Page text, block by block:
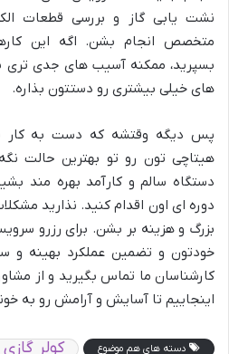
نشت یابی گاز و بررسی قطعات
متخصص انجام بشن. اگه این
بسپرید، ممکنه آسیب های جدی تری
های خیلی بیشتری رو دستتون بذاره.
پس دیگه وقتشه که دست به کار
هیتاچی تون رو تو بهترین حالت
دستگاه سالم و کارآمد بهره مند
دوره ای اون اقدام کنید. نذارید
بزرگ و هزینه بر بشن. برای رزرو
خودتون و تضمین عملکرد بهینه و
کارشناسان ما تماس بگیرید و از
اینجاییم تا آسایش و آرامش رو به
دسته های هم موضوع کولر گازی